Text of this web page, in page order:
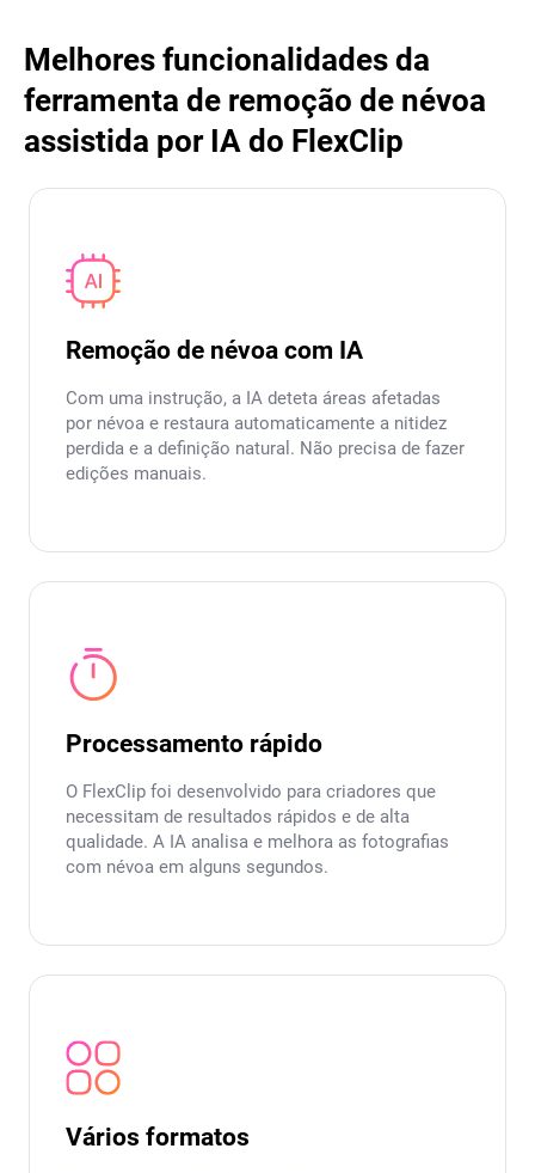
Melhores funcionalidades da
ferramenta de remoção de névoa
assistida por IA do FlexClip
Remoção de névoa com IA
Com uma instrução, a IA deteta áreas afetadas
por névoa e restaura automaticamente a nitidez
perdida e a definição natural. Não precisa de fazer
edições manuais.
Processamento rápido
O FlexClip foi desenvolvido para criadores que
necessitam de resultados rápidos e de alta
qualidade. A IA analisa e melhora as fotografias
com névoa em alguns segundos.
Vários formatos